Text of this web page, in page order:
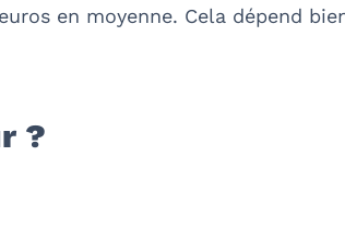
en moyenne. Cela dépend
?